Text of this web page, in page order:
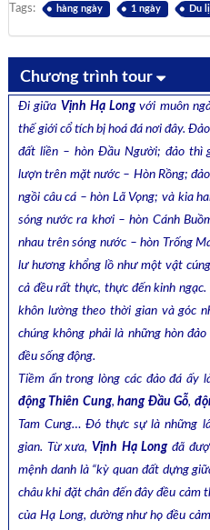
Tags: hàng ngày 1 ngày Du
Chương trình tour
Đi giữa Vịnh Hạ Longvới muôn
thế giới cổ tích bị hoá đá nơi đây.
đất liền – hòn Đầu Người; đảo thì
lượn trên mặt nước – Hòn Rồng;
ngồi câu cá – hòn Lã Vọng; và kia
sóng nước ra khơi – hòn Cánh
nhau trên sóng nước – hòn Trống
lư hương khổng lồ như một vật
cả đều rất thực, thực đến kinh
khôn lường theo thời gian và góc
chúng không phải là những hòn
đều sống động.
Tiềm ẩn trong lòng các đảo đá ấy
động Thiên Cung,hang Đầu Gỗ,
Tam Cung… Đó thực sự là những
gian. Từ xưa, Vịnh Hạ Longđã
mệnh danh là “kỳ quan đất dựng
châu khi đặt chân đến đây đều cảm
của Hạ Long, dường như họ đều